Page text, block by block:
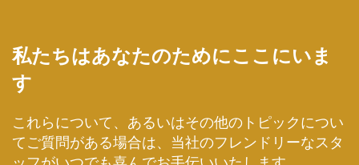
私たちはあなたのためにここにいま
す
これらについて、あるいはその他のトピックについ
てご質問がある場合は、当社のフレンドリーなスタ